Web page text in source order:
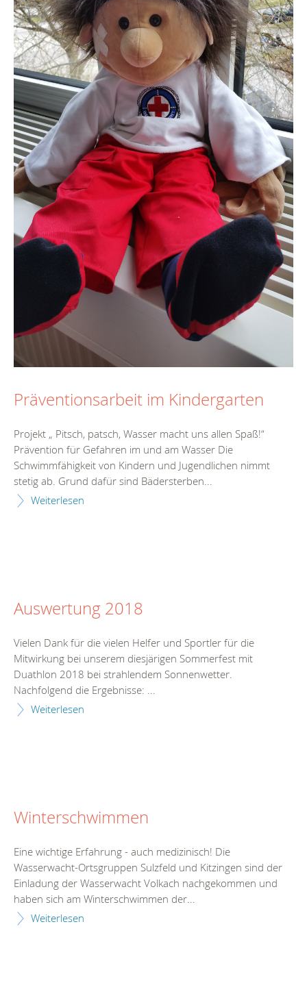
Präventionsarbeit im Kindergarten
Projekt „ Pitsch, patsch, Wasser macht uns allen Spaß!“
Prävention für Gefahren im und am Wasser Die
Schwimmfähigkeit von Kindern und Jugendlichen nimmt
stetig ab. Grund dafür sind Bädersterben...
Weiterlesen
Auswertung 2018
Vielen Dank für die vielen Helfer und Sportler für die
Mitwirkung bei unserem diesjärigen Sommerfest mit
Duathlon 2018 bei strahlendem Sonnenwetter.
Nachfolgend die Ergebnisse: ...
Weiterlesen
Winterschwimmen
Eine wichtige Erfahrung - auch medizinisch! Die
Wasserwacht-Ortsgruppen Sulzfeld und Kitzingen sind der
Einladung der Wasserwacht Volkach nachgekommen und
haben sich am Winterschwimmen der...
Weiterlesen